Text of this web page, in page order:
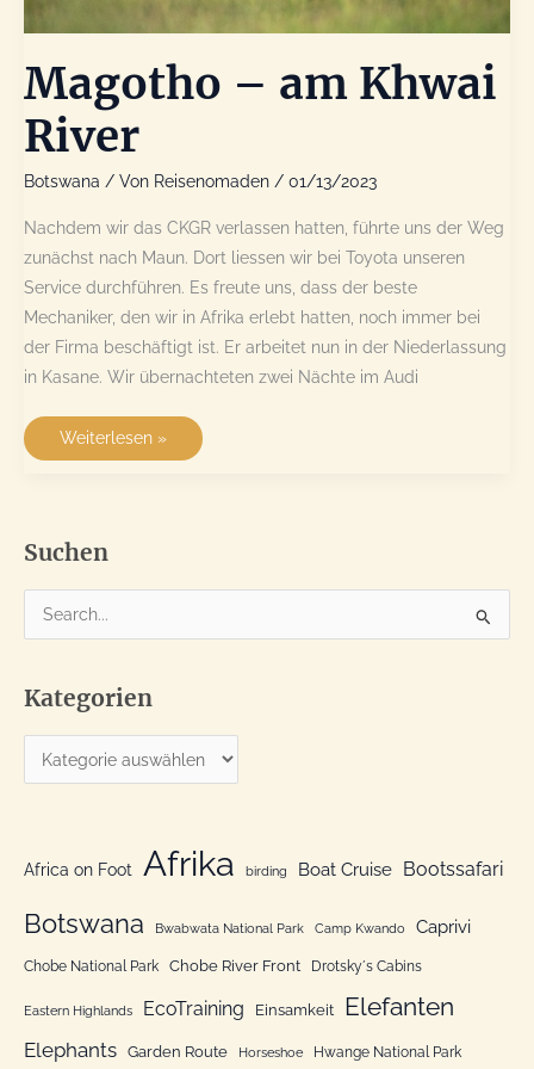
Magotho – am Khwai
River
Botswana / Von Reisenomaden / 01/13/2023
Nachdem wir das CKGR verlassen hatten, führte uns der Weg
zunächst nach Maun. Dort liessen wir bei Toyota unseren
Service durchführen. Es freute uns, dass der beste
Mechaniker, den wir in Afrika erlebt hatten, noch immer bei
der Firma beschäftigt ist. Er arbeitet nun in der Niederlassung
in Kasane. Wir übernachteten zwei Nächte im Audi
Magotho
Weiterlesen »
Suchen
u
h
e
c
Kategorien
a
g
o
i
e
n
Africa on Foot Afrika birding Boat Cruise Bootssafari
Botswana Bwabwata National Park Camp Kwando Caprivi
Chobe National Park Chobe River Front Drotsky´s Cabins
Eastern Highlands EcoTraining Einsamkeit Elefanten
Elephants Garden Route Horseshoe Hwange National Park